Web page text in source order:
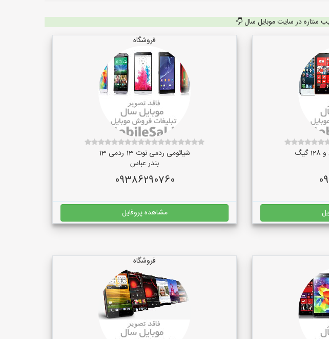
ستاره در سایت موبایل سال
فروشگاه
شیائومی ردمی نوت 13 ردمی 13
بندر عباس
09386290760
مشاهده پروفایل
فروشگاه